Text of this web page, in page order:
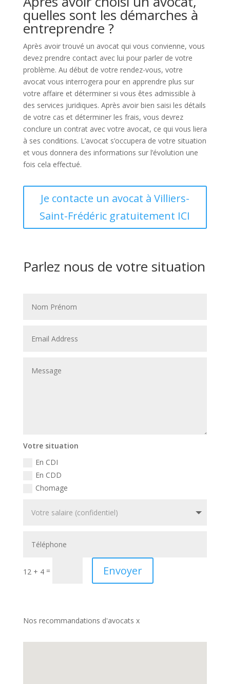
quelles sont les démarches à
entreprendre ?
Après avoir trouvé un avocat qui vous convienne, vous
devez prendre contact avec lui pour parler de votre
problème. Au début de votre rendez-vous, votre
avocat vous interrogera pour en apprendre plus sur
votre affaire et déterminer si vous êtes admissible à
des services juridiques. Après avoir bien saisi les détails
de votre cas et déterminer les frais, vous devrez
conclure un contrat avec votre avocat, ce qui vous liera
à ses conditions. L’avocat s’occupera de votre situation
et vous donnera des informations sur l’évolution une
fois cela effectué.
Je contacte un avocat à Villiers-
Saint-Frédéric gratuitement ICI
Parlez nous de votre situation
Votre situation
En CDI
En CDD
Chomage
12 + 4= Envoyer
Nos recommandations d'avocats x